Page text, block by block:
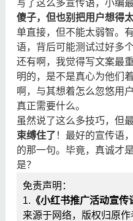
写了这么多宣传语，小编
傻子，但也别把用户想得
单直接，但不能太弱智。
语，背后可能测试过好多个
还有啊，我觉得写文案最
明的，是不是真心为他们
啊，与其想着怎么忽悠用
真正需要什么。
虽然说了这么多技巧，但
束缚住了 ！最好的宣传语
的那一句。毕竟，真诚才
是？
免责声明：
1. 《小红书推广活动宣传
来源于网络，版权归原